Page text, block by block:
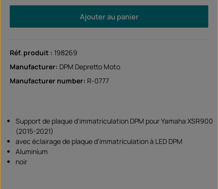
Ajouter au panier
Réf. produit : 198269
Manufacturer: DPM Depretto Moto
Manufacturer number: R-0777
Support de plaque d'immatriculation DPM pour Yamaha XSR900
(2015-2021)
avec éclairage de plaque d'immatriculation à LED DPM
Aluminium
noir